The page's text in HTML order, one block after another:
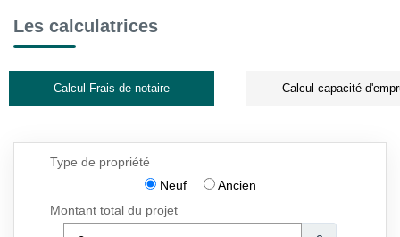
Les calculatrices
Calcul Frais de notaire Calcul capacité